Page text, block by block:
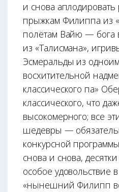
и снова
прыжкам Филиппа из
полётам Вайю — бога
из «Талисмана»,
Эсмеральды из
восхитительной
классического па»
классического, что
высокомерного; все
шедевры —
конкурсной
снова и снова,
особое удовольствие
«нынешний Филипп